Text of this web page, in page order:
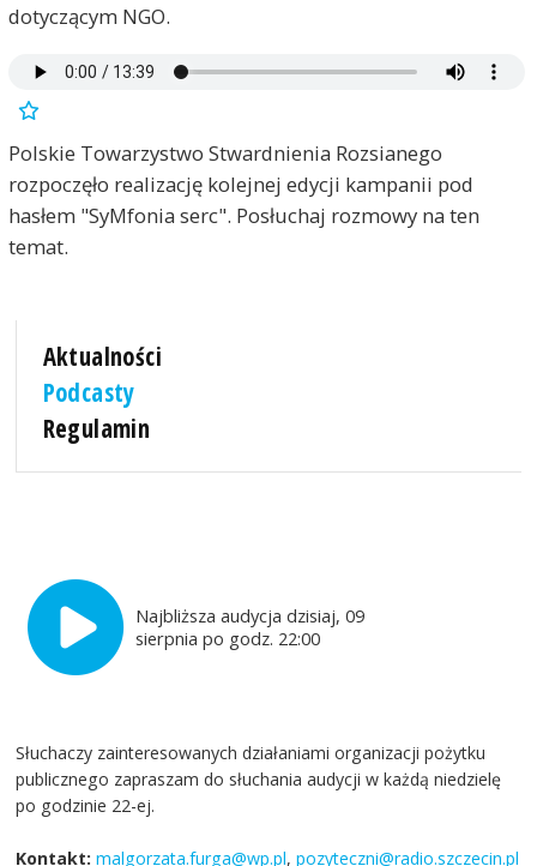
dotyczącym NGO.
Polskie Towarzystwo Stwardnienia Rozsianego
rozpoczęło realizację kolejnej edycji kampanii pod
hasłem "SyMfonia serc". Posłuchaj rozmowy na ten
temat.
Aktualności
Podcasty
Regulamin
Najbliższa audycja dzisiaj, 09
sierpnia po godz. 22:00
Słuchaczy zainteresowanych działaniami organizacji pożytku
publicznego zapraszam do słuchania audycji w każdą niedzielę
po godzinie 22-ej.
Kontakt: malgorzata.furga@wp.pl,pozyteczni@radio.szczecin.pl